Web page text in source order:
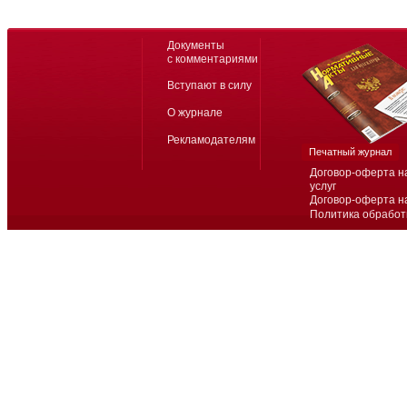
Договор-оферта
услуг
Договор-оферта
Политика
Документы
с комментариями
Вступают в силу
О журнале
Рекламодателям
Печатный журнал